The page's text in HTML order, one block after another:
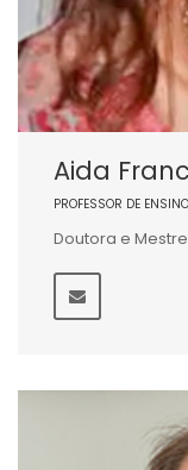
Aida
PROFESSOR DE
Doutora e